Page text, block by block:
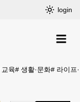
login
교육# 생활·문화# 라이프